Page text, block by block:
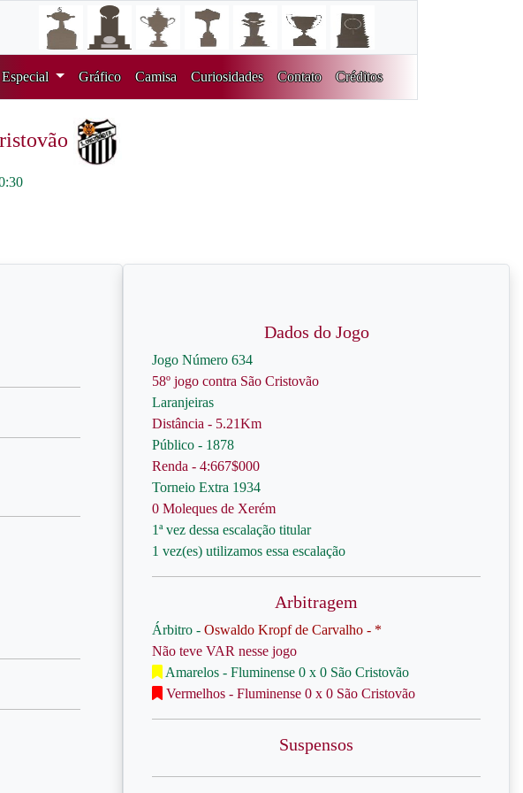
Especial Gráfico Camisa Curiosidades Contato Créditos
Dados do Jogo
Jogo Número 634
58º jogo contra São Cristovão
Laranjeiras
Distância - 5.21Km
Público - 1878
Renda - 4:667$000
Torneio Extra 1934
0 Moleques de Xerém
1ª vez dessa escalação titular
1 vez(es) utilizamos essa escalação
Arbitragem
Árbitro - Oswaldo Kropf de Carvalho - *
Não teve VAR nesse jogo
Amarelos - Fluminense 0 x 0 São Cristovão
Vermelhos - Fluminense 0 x 0 São Cristovão
Suspensos